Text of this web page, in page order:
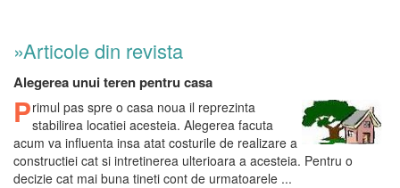
»Articole din revista
Alegerea unui teren pentru casa
Primul pas spre o casa noua il reprezinta
stabilirea locatiei acesteia. Alegerea facuta
acum va influenta insa atat costurile de realizare a
constructiei cat si intretinerea ulterioara a acesteia. Pentru o
decizie cat mai buna tineti cont de urmatoarele ...